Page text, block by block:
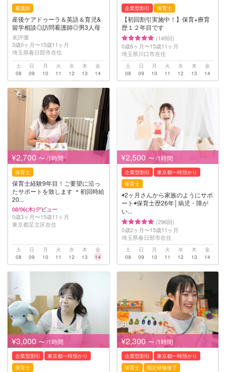
看護師
産後ケアドゥーラ＆英語＆育児&
留学相談◎訪問看護師◎男3人母
未評価
3歳0ヶ月〜15歳11ヶ月
埼玉県春日部市在住
土
08
日
09
月
10
火
11
水
12
木
13
金
14
企業型割引 保育士
【初回割引実施中！】保育+療育
歴１２年目です
(149回)
0歳6ヶ月〜15歳11ヶ月
埼玉県川口市在住
土
08
日
09
月
10
火
11
水
12
木
13
金
14
¥2,700 〜 /1時間
保育士
保育士経験9年目！ご要望に沿っ
たサポートを致します ＊初回時給
20...
08/06(木)デビュー
0歳3ヶ月〜15歳11ヶ月
東京都足立区在住
土
08
日
09
月
10
火
11
水
12
木
13
金
14
¥2,500 〜 /1時間
企業型割引
東京都一時預かり
保育士
◉2ヶ月さんから家族のようにサポ
ート◉保育士歴26年│病児・障が
い...
(296回)
0歳2ヶ月〜15歳11ヶ月
埼玉県春日部市在住
土
08
日
09
月
10
火
11
水
12
木
13
金
14
¥3,000 〜 /1時間
企業型割引
東京都一時預かり
保育士
¥2,300 〜 /1時間
企業型割引
東京都一時預かり
保育士
指定研修修了